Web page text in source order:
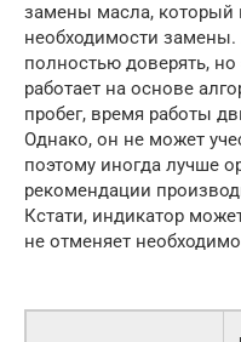
замены масла, который
необходимости
полностью доверять,
работает на основе
пробег, время работы
Однако, он не может
поэтому иногда лучше
рекомендации
Кстати, индикатор
не отменяет